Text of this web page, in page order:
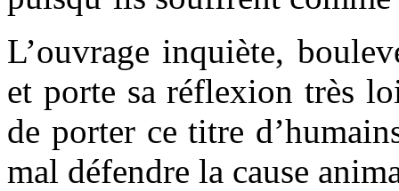
L’ouvrage inquiète,
et porte sa réflexion très
de porter ce titre
mal défendre la cause